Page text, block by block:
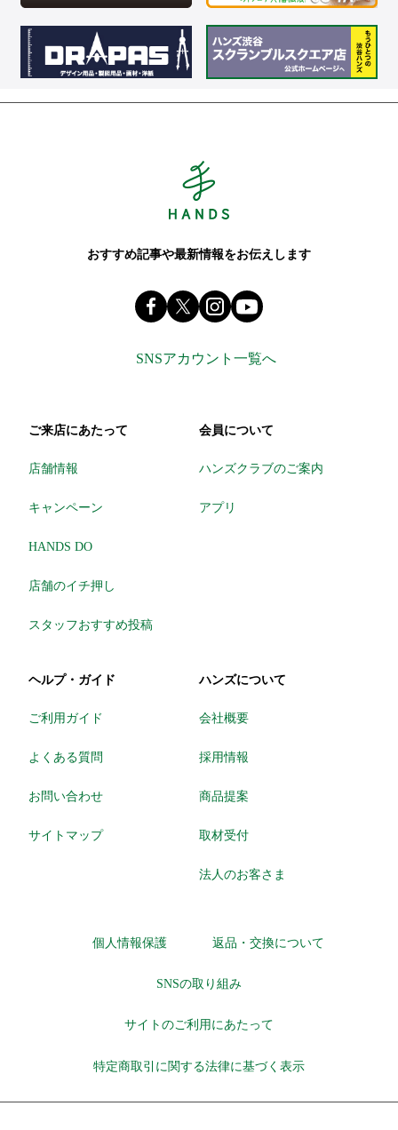
おすすめ記事や最新情報をお伝えします
Facebook ハンズ公式ファンページ
X(旧 twitter) @Hands_official_
instagram @tokyuhandsinc
SNSアカウント一覧へ
ご来店にあたって
店舗情報
キャンペーン
HANDS DO
店舗のイチ押し
スタッフおすすめ投稿
会員について
ハンズクラブのご案内
アプリ
ヘルプ・ガイド
ご利用ガイド
よくある質問
お問い合わせ
サイトマップ
ハンズについて
会社概要
採用情報
商品提案
取材受付
法人のお客さま
個人情報保護 返品・交換について
SNSの取り組み
サイトのご利用にあたって
特定商取引に関する法律に基づく表示